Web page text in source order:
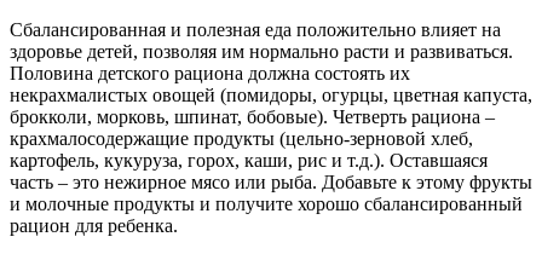
Сбалансированная и полезная еда положительно влияет на
здоровье детей, позволяя им нормально расти и развиваться.
Половина детского рациона должна состоять их
некрахмалистых овощей (помидоры, огурцы, цветная капуста,
брокколи, морковь, шпинат, бобовые). Четверть рациона –
крахмалосодержащие продукты (цельно-зерновой хлеб,
картофель, кукуруза, горох, каши, рис и т.д.). Оставшаяся
часть – это нежирное мясо или рыба. Добавьте к этому фрукты
и молочные продукты и получите хорошо сбалансированный
рацион для ребенка.